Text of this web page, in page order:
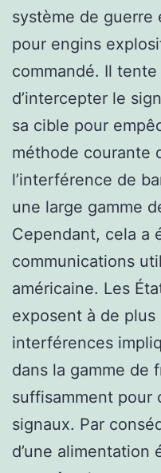
système de guerre
pour engins
commandé. Il tente
d’intercepter le
sa cible pour
méthode courante
l’interférence de
une large gamme
Cependant, cela a
communications
américaine. Les
exposent à de plus
interférences
dans la gamme de
suffisamment pour
signaux. Par
d’une